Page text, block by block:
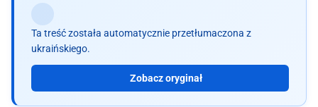
Ta treść została automatycznie przetłumaczona z
ukraińskiego.
Zobacz oryginał